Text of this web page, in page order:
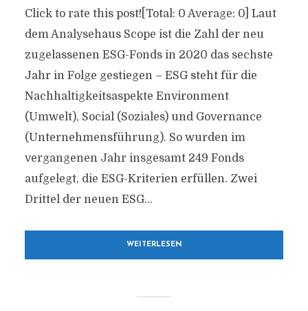
Click to rate this post![Total: 0 Average: 0] Laut
dem Analysehaus Scope ist die Zahl der neu
zugelassenen ESG-Fonds in 2020 das sechste
Jahr in Folge gestiegen – ESG steht für die
Nachhaltigkeitsaspekte Environment
(Umwelt), Social (Soziales) und Governance
(Unternehmensführung). So wurden im
vergangenen Jahr insgesamt 249 Fonds
aufgelegt, die ESG-Kriterien erfüllen. Zwei
Drittel der neuen ESG...
WEITERLESEN